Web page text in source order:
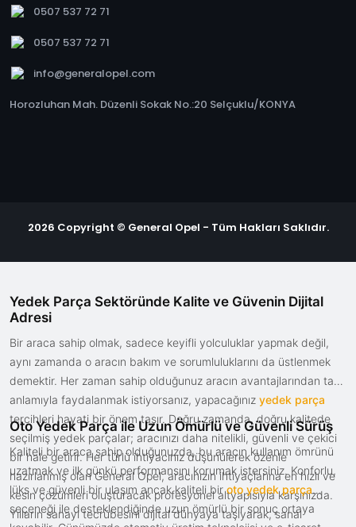
0507 537 72 71
0507 537 72 71
info@generalopel.com
Horozluhan Mah. Düzenli Sokak No.:20 Selçuklu/KONYA
2026 Copyright © General Opel - Tüm Hakları Saklıdır.
Yedek Parça Sektöründe Kalite ve Güvenin Dijital
Adresi
Bir araca sahip olmak, sadece keyifli yolculuklar yapmak değil,
aynı zamanda o aracın bakım ve sorumluluklarını da üstlenmek
demektir. Her zaman sahip olduğunuz aracın avantajlarından tam
anlamıyla faydalanmak istiyorsanız, yapacağınız yedek parça
tercihleri hayati bir önem taşır. Doğru zamanda, doğru kalitede
seçilmiş yedek parçalar; aracınızı daha nitelikli, güvenli ve çekici
bir hale getirir. Her türlü ihtiyacınız düşünülerek özenle
hazırlanmış olan General Opel, aracınızın ihtiyaçlarına en hızlı ve
kesin çözümleri oluşturacak profesyonel altyapısıyla karşınızda.
Yılların sanayi tecrübesini dijital dünyaya taşıyarak, sanal
Oto Yedek Parça ile Uzun Ömürlü ve Güvenli Sürüş
Kaliteli bir araca sahip olduğunuzda, bu aracın kullanım ömrünü
uzatmak ve ilk günkü performansını korumak istersiniz. Konforlu,
lüks ve güvenli bir ulaşım ancak kaliteli biroto yedek parça
seçeneği ile desteklendiğinde uzun ömürlü bir sonuç ortaya